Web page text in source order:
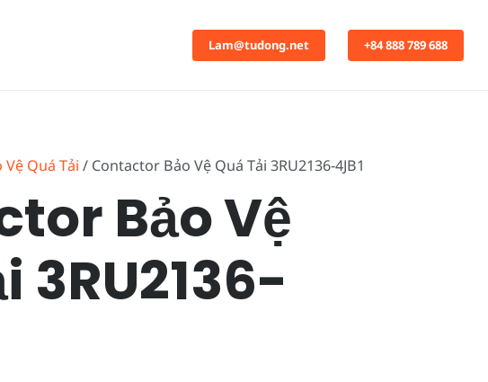
Lam@tudong.net +84 888 789 688
Quá Tải / Contactor Bảo Vệ Quá Tải 3RU2136-4JB1
Bảo Vệ
3RU2136-